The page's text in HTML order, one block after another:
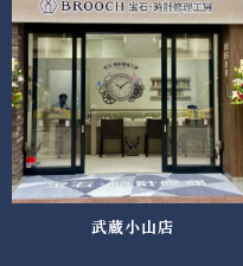
武蔵小山店